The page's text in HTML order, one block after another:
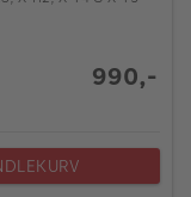
990,-